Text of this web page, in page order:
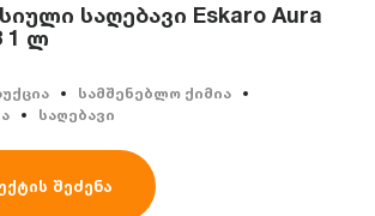
საღებავი Eskaro Aura
1 ლ
სამშენებლო ქიმია
საღებავი
შეძენა